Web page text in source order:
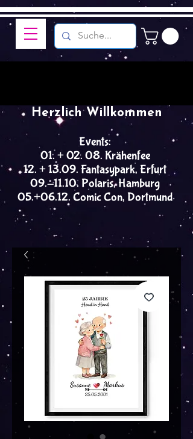
Events:
01. + 02. 08. Krähenfee
12. + 13.09. Fantasypark, Erfurt
09.-11.10. Polaris, Hamburg
05.+06.12. Comic Con, Dortmund
Herzlich Willkommen